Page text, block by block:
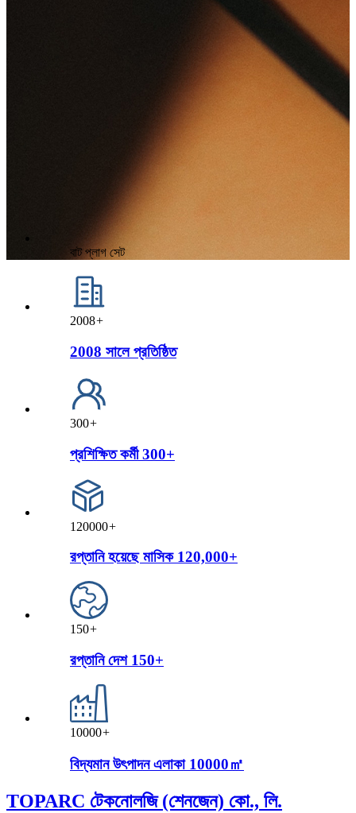
বাট প্লাগ সেট
2008+
2008 সালে প্রতিষ্ঠিত
300+
প্রশিক্ষিত কর্মী 300+
120000+
রপ্তানি হয়েছে মাসিক 120,000+
150+
রপ্তানি দেশ 150+
10000+
বিদ্যমান উৎপাদন এলাকা 10000㎡
TOPARC টেকনোলজি (শেনজেন) কো., লি.